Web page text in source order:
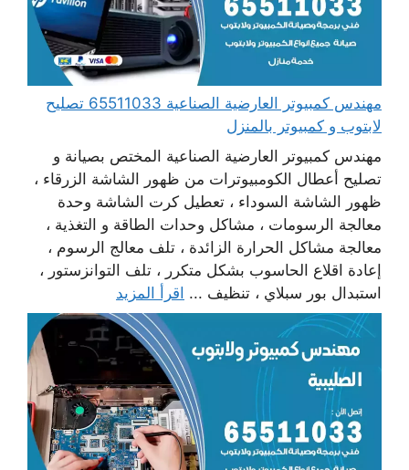
مهندس كمبيوتر العارضية الصناعية 65511033 تصليح
لابتوب و كمبيوتر بالمنزل
مهندس كمبيوتر العارضية الصناعية المختص بصيانة و
تصليح أعطال الكومبيوترات من ظهور الشاشة الزرقاء ،
ظهور الشاشة السوداء ، تعطيل كرت الشاشة وحدة
معالجة الرسومات ، مشاكل وحدات الطاقة و التغذية ،
معالجة مشاكل الحرارة الزائدة ، تلف معالج الرسوم ،
إعادة اقلاع الحاسوب بشكل متكرر ، تلف التوانزستور ،
استبدال بور سبلاي ، تنظيف ... اقرأ المزيد